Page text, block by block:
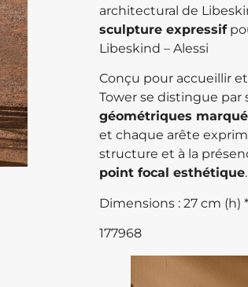
architectural de
sculpture expressif
Libeskind – Alessi
Conçu pour accueillir
Tower se distingue par
géométriques
et chaque arête
structure et à la
point focal esthétique.
Dimensions : 27 cm (h)
177968